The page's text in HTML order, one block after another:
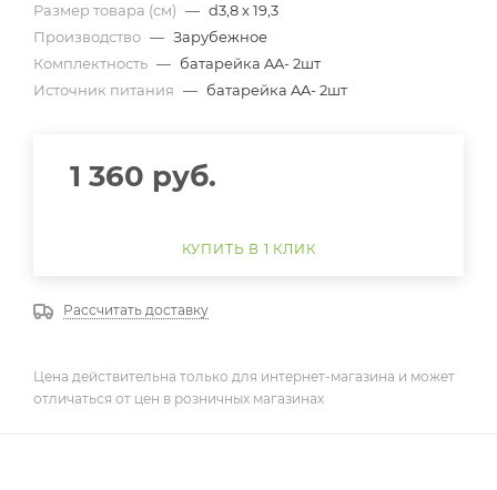
Размер товара (см) — d3,8 x 19,3
Производство — Зарубежное
Комплектность — батарейка AA- 2шт
Источник питания — батарейка AA- 2шт
1 360 руб.
КУПИТЬ В 1 КЛИК
Рассчитать доставку
Цена действительна только для интернет-магазина и может
отличаться от цен в розничных магазинах